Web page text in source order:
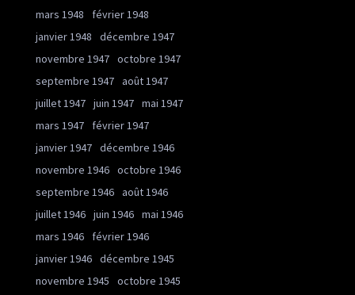
mars 1948
février 1948
janvier 1948
décembre 1947
novembre 1947 octobre 1947
septembre 1947 août 1947
juillet 1947 juin 1947 mai 1947
mars 1947
février 1947
janvier 1947 décembre 1946
novembre 1946 octobre 1946
septembre 1946 août 1946
juillet 1946 juin 1946 mai 1946
mars 1946
février 1946
janvier 1946 décembre 1945
novembre 1945
octobre 1945